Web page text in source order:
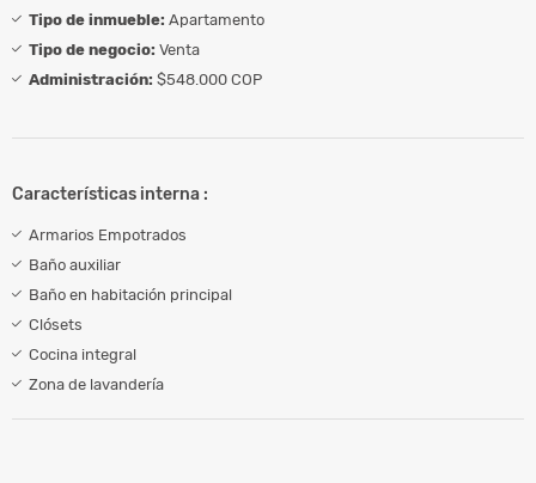
Tipo de inmueble: Apartamento
Tipo de negocio: Venta
Administración: $548.000 COP
Características interna :
Armarios Empotrados
Baño auxiliar
Baño en habitación principal
Clósets
Cocina integral
Zona de lavandería